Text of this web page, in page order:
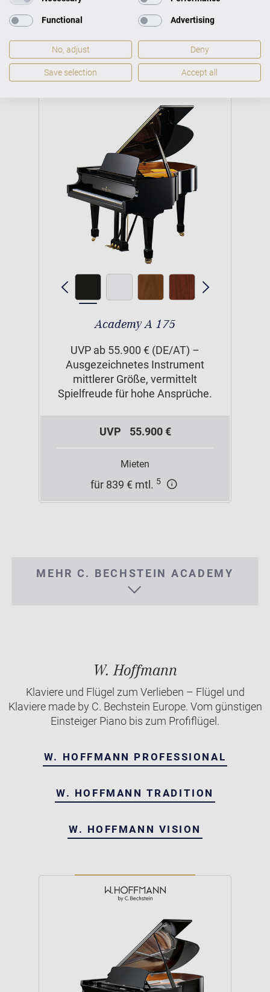
5
Academy A 175
UVP ab 55.900 € (DE/AT) –
Ausgezeichnetes Instrument
mittlerer Größe, vermittelt
Spielfreude für hohe Ansprüche.
UVP 55.900 €
Mieten
für 839 € mtl. 5
MEHR C. BECHSTEIN ACADEMY
W. Hoffmann
Klaviere und Flügel zum Verlieben – Flügel und
Klaviere made by C. Bechstein Europe. Vom günstigen
Einsteiger Piano bis zum Profiflügel.
W. HOFFMANN PROFESSIONAL
W. HOFFMANN TRADITION
W. HOFFMANN VISION
Functional Advertising
No, adjust Deny
Save selection Accept all